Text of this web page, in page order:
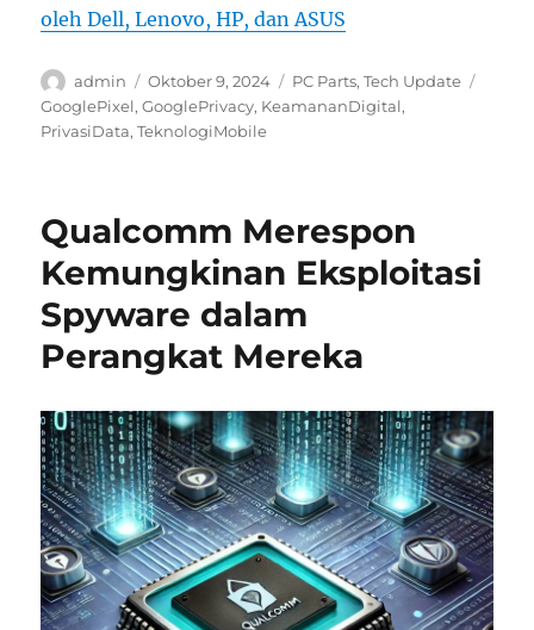
oleh Dell, Lenovo, HP, dan ASUS
Author
admin
Posted
on
Oktober 9, 2024 Categories
PC Parts,Tech Update
GooglePixel,GooglePrivacy, KeamananDigital,
PrivasiData,TeknologiMobile
Qualcomm Merespon
Kemungkinan Eksploitasi
Spyware dalam
Perangkat Mereka